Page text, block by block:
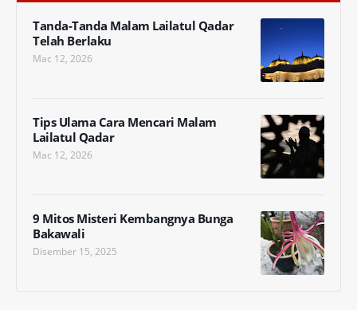
Tanda-Tanda Malam Lailatul Qadar
Telah Berlaku
Mac 12, 2026
Tips Ulama Cara Mencari Malam
Lailatul Qadar
Mac 12, 2026
9 Mitos Misteri Kembangnya Bunga
Bakawali
Disember 15, 2025